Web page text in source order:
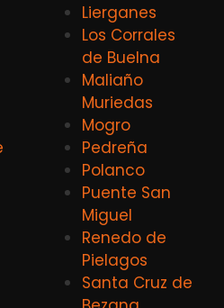
Lierganes
Los Corrales
de Buelna
Maliaño
Muriedas
Mogro
Pedreña
Polanco
Puente San
Miguel
Renedo de
Pielagos
Santa Cruz de